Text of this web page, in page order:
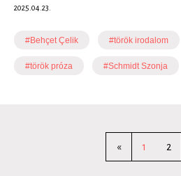
2025.04.23.
#Behçet Çelik #török irodalom
#török próza #Schmidt Szonja
« 1 2